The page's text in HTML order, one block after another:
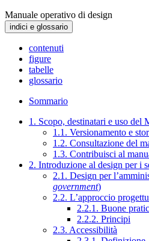
Manuale operativo di design
indici e glossario
contenuti
figure
tabelle
glossario
Sommario
1. Scopo, destinatari e uso del
1.1. Versionamento e
1.2. Consultazione del
1.3. Contribuisci al
2. Introduzione al design per i
2.1. Design per
government)
2.2. L’approccio
2.2.1. Buone
2.2.2. Principi
2.3. Accessibilità